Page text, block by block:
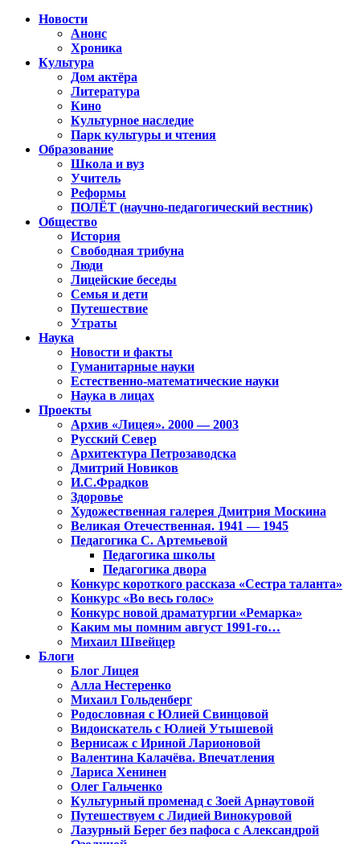
Новости
Анонс
Хроника
Культура
Дом актёра
Литература
Кино
Культурное наследие
Парк культуры и чтения
Образование
Школа и вуз
Учитель
Реформы
ПОЛЁТ (научно-педагогический вестник)
Общество
История
Свободная трибуна
Люди
Лицейские беседы
Семья и дети
Путешествие
Утраты
Наука
Новости и факты
Гуманитарные науки
Естественно-математические науки
Наука в лицах
Проекты
Архив «Лицея». 2000 — 2003
Русский Север
Архитектура Петрозаводска
Дмитрий Новиков
И.С.Фрадков
Здоровье
Художественная галерея Дмитрия Москина
Великая Отечественная. 1941 — 1945
Педагогика С. Артемьевой
Педагогика школы
Педагогика двора
Конкурс короткого рассказа «Сестра таланта»
Конкурс «Во весь голос»
Конкурс новой драматургии «Ремарка»
Каким мы помним август 1991-го…
Михаил Швейцер
Блоги
Блог Лицея
Алла Нестеренко
Михаил Гольденберг
Родословная с Юлией Свинцовой
Видоискатель с Юлией Утышевой
Вернисаж с Ириной Ларионовой
Валентина Калачёва. Впечатления
Лариса Хенинен
Олег Гальченко
Культурный променад с Зоей Арнаутовой
Путешествуем с Лидией Винокуровой
Лазурный Берег без пафоса с Александрой